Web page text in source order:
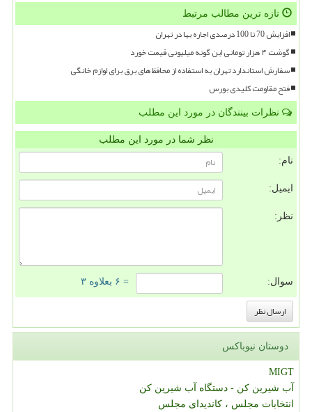
تازه ترین مطالب مرتبط
افزایش 70 تا 100 درصدی اجاره بها در تهران
گوشت ۴ هزار تومانی این گونه میلیونی قیمت خورد
سفارش استاندارد تهران به استفاده از محافظ های برق برای لوازم خانگی
فتح مقاومت کلیدی بورس
نظرات بینندگان در مورد این مطلب
نظر شما در مورد این مطلب
نام:
ایمیل:
نظر:
سوال: = ۶ بعلاوه ۳
دوستان نیوباکس
MIGT
آب شیرین کن - دستگاه آب شیرین کن
انتخابات مجلس ، کاندیدای مجلس